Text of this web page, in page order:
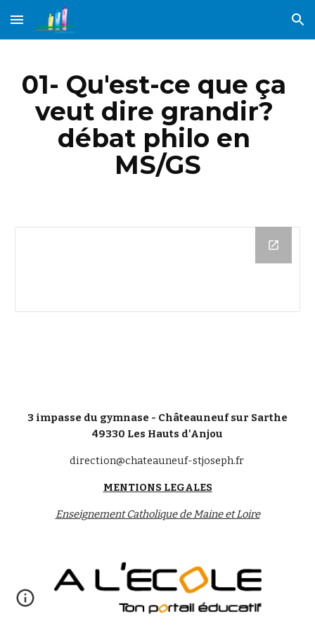
Skip to main content Skip to navigation
01- Qu'est-ce que ça
veut dire grandir?
débat philo en
MS/GS
3 impasse du gymnase - Châteauneuf sur Sarthe
49330 Les Hauts d'Anjou
direction@chateauneuf-stjoseph.fr
MENTIONS LEGALES
Enseignement Catholique de Maine et Loire